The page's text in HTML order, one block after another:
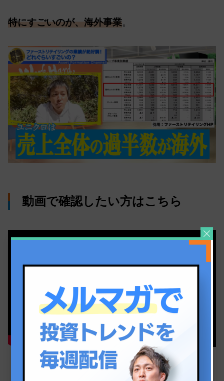
特にすごいのが、海外事業。
動画で確認したい方はこちら